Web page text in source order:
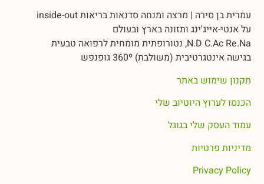
עמרית בן סירה | מרצה ומנחה סדנאות בריאות inside-out
על אנטי-אייג'ינג ותזונה בארץ ובעולם
N.D C.Ac Re.Na, נטורופתית מומחית לרפואה טבעית
בגישה אינטגרטיבית (משולבת) 360º גופנפש
תקנון שימוש באתר
הכנסו לערוץ היוטיוב שלי
עמוד העסק שלי בגוגל
מדיניות פרטיות
Privacy Policy